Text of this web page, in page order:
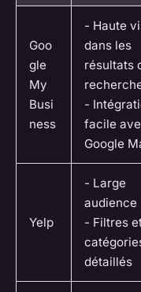
Goo
gle
My
Busi
ness
- Haute
dans les
résultats
-
facile
Google
Yelp
- Large
audience
- Filtres
détaillés